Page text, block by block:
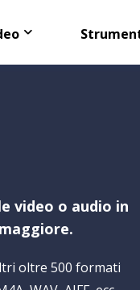
video o audio in
oltre 500 formati